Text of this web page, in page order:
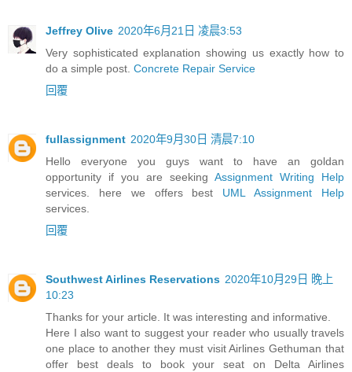
Jeffrey Olive 2020年6月21日 凌晨3:53
Very sophisticated explanation showing us exactly how to
do a simple post. Concrete Repair Service
回覆
fullassignment 2020年9月30日 清晨7:10
Hello everyone you guys want to have an goldan
opportunity if you are seeking Assignment Writing Help
services. here we offers best UML Assignment Help
services.
回覆
Southwest Airlines Reservations 2020年10月29日 晚上
10:23
Thanks for your article. It was interesting and informative.
Here I also want to suggest your reader who usually travels
one place to another they must visit Airlines Gethuman that
offer best deals to book your seat on Delta Airlines